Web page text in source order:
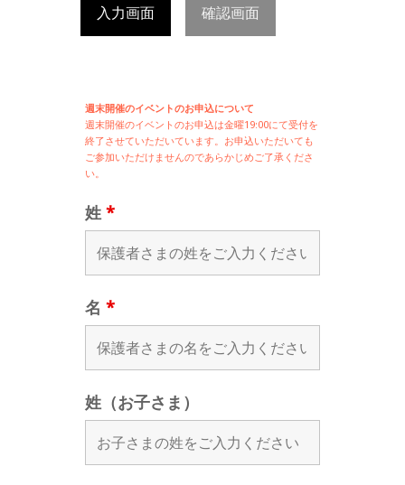
入力画面 確認画面
週末開催のイベントのお申込について
週末開催のイベントのお申込は金曜19:00にて受付を
終了させていただいています。お申込いただいても
ご参加いただけませんのであらかじめご了承くださ
い。
姓 *
名 *
姓（お子さま）